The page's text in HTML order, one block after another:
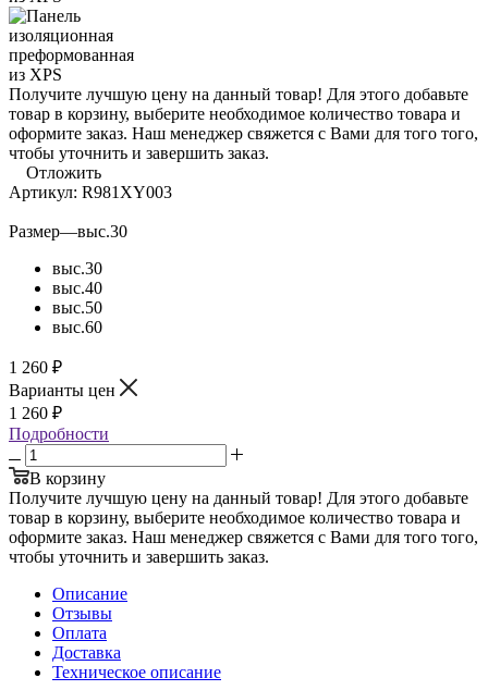
Получите лучшую цену на данный товар! Для этого добавьте
товар в корзину, выберите необходимое количество товара и
оформите заказ. Наш менеджер свяжется с Вами для того того,
чтобы уточнить и завершить заказ.
Отложить
Артикул: R981XY003
Размер—выс.30
выс.30
выс.40
выс.50
выс.60
1 260 ₽
Варианты цен
1 260 ₽
Подробности
В корзину
Получите лучшую цену на данный товар! Для этого добавьте
товар в корзину, выберите необходимое количество товара и
оформите заказ. Наш менеджер свяжется с Вами для того того,
чтобы уточнить и завершить заказ.
Описание
Отзывы
Оплата
Доставка
Техническое описание